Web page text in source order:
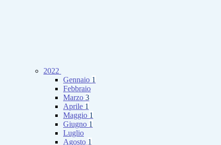
2022
Gennaio 1
Febbraio
Marzo 3
Aprile 1
Maggio 1
Giugno 1
Luglio
Agosto 1